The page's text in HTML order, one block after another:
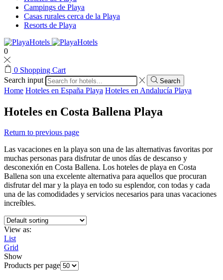
Campings de Playa
Casas rurales cerca de la Playa
Resorts de Playa
0
0 Shopping Cart
Search input
Search
Home Hoteles en España Playa Hoteles en Andalucía Playa
Hoteles en Costa Ballena Playa
Return to previous page
Las vacaciones en la playa son una de las alternativas favoritas por
muchas personas para disfrutar de unos días de descanso y
desconexión en Costa Ballena. Los hoteles de playa en Costa
Ballena son una excelente alternativa para aquellos que procuran
disfrutar del mar y la playa en todo su esplendor, con todas y cada
una de las comodidades y servicios necesarios para unas vacaciones
increíbles.
View as:
List
Grid
Show
Products per page